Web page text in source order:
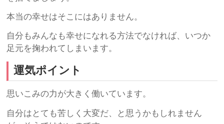
本当の幸せはそこにはありません。
自分もみんなも幸せになれる方法でなければ、いつか
足元を掬われてしまいます。
運気ポイント
思いこみの力が大きく働いています。
自分はとても苦しく大変だ、と思うかもしれません